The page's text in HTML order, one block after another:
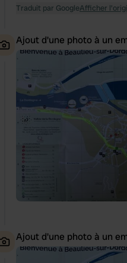
Traduit par GoogleAfficher
Ajout d'une photo à un
Ajout d'une photo à un